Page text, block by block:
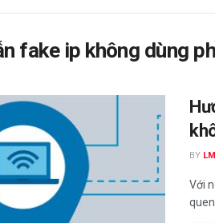
fake ip không dùng
BY
Với